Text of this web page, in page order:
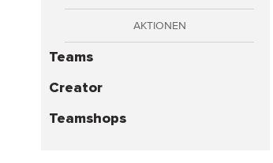
AKTIONEN
Teams
Creator
Teamshops